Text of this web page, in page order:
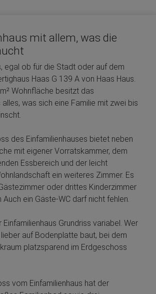
mit allem, was die
egal ob für die Stadt oder auf dem
Haas G 139 A von Haas Haus.
Wohnfläche besitzt das
alles, was sich eine Familie mit zwei bis
des Einfamilienhauses bietet neben
mit eigener Vorratskammer, dem
Essbereich und der leicht
ein weiteres Zimmer. Es
oder drittes Kinderzimmer
ein Gäste-WC darf nicht fehlen.
Einfamilienhaus Grundriss variabel. Wer
lieber auf Bodenplatte baut, bei dem
platzsparend im Erdgeschoss
vom Einfamilienhaus hat der